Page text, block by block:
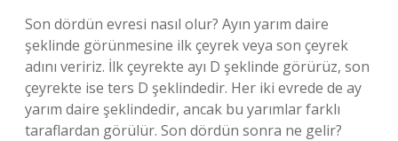
Son dördün evresi nasıl olur? Ayın yarım daire
şeklinde görünmesine ilk çeyrek veya son çeyrek
adını veririz. İlk çeyrekte ayı D şeklinde görürüz, son
çeyrekte ise ters D şeklindedir. Her iki evrede de ay
yarım daire şeklindedir, ancak bu yarımlar farklı
taraflardan görülür. Son dördün sonra ne gelir?